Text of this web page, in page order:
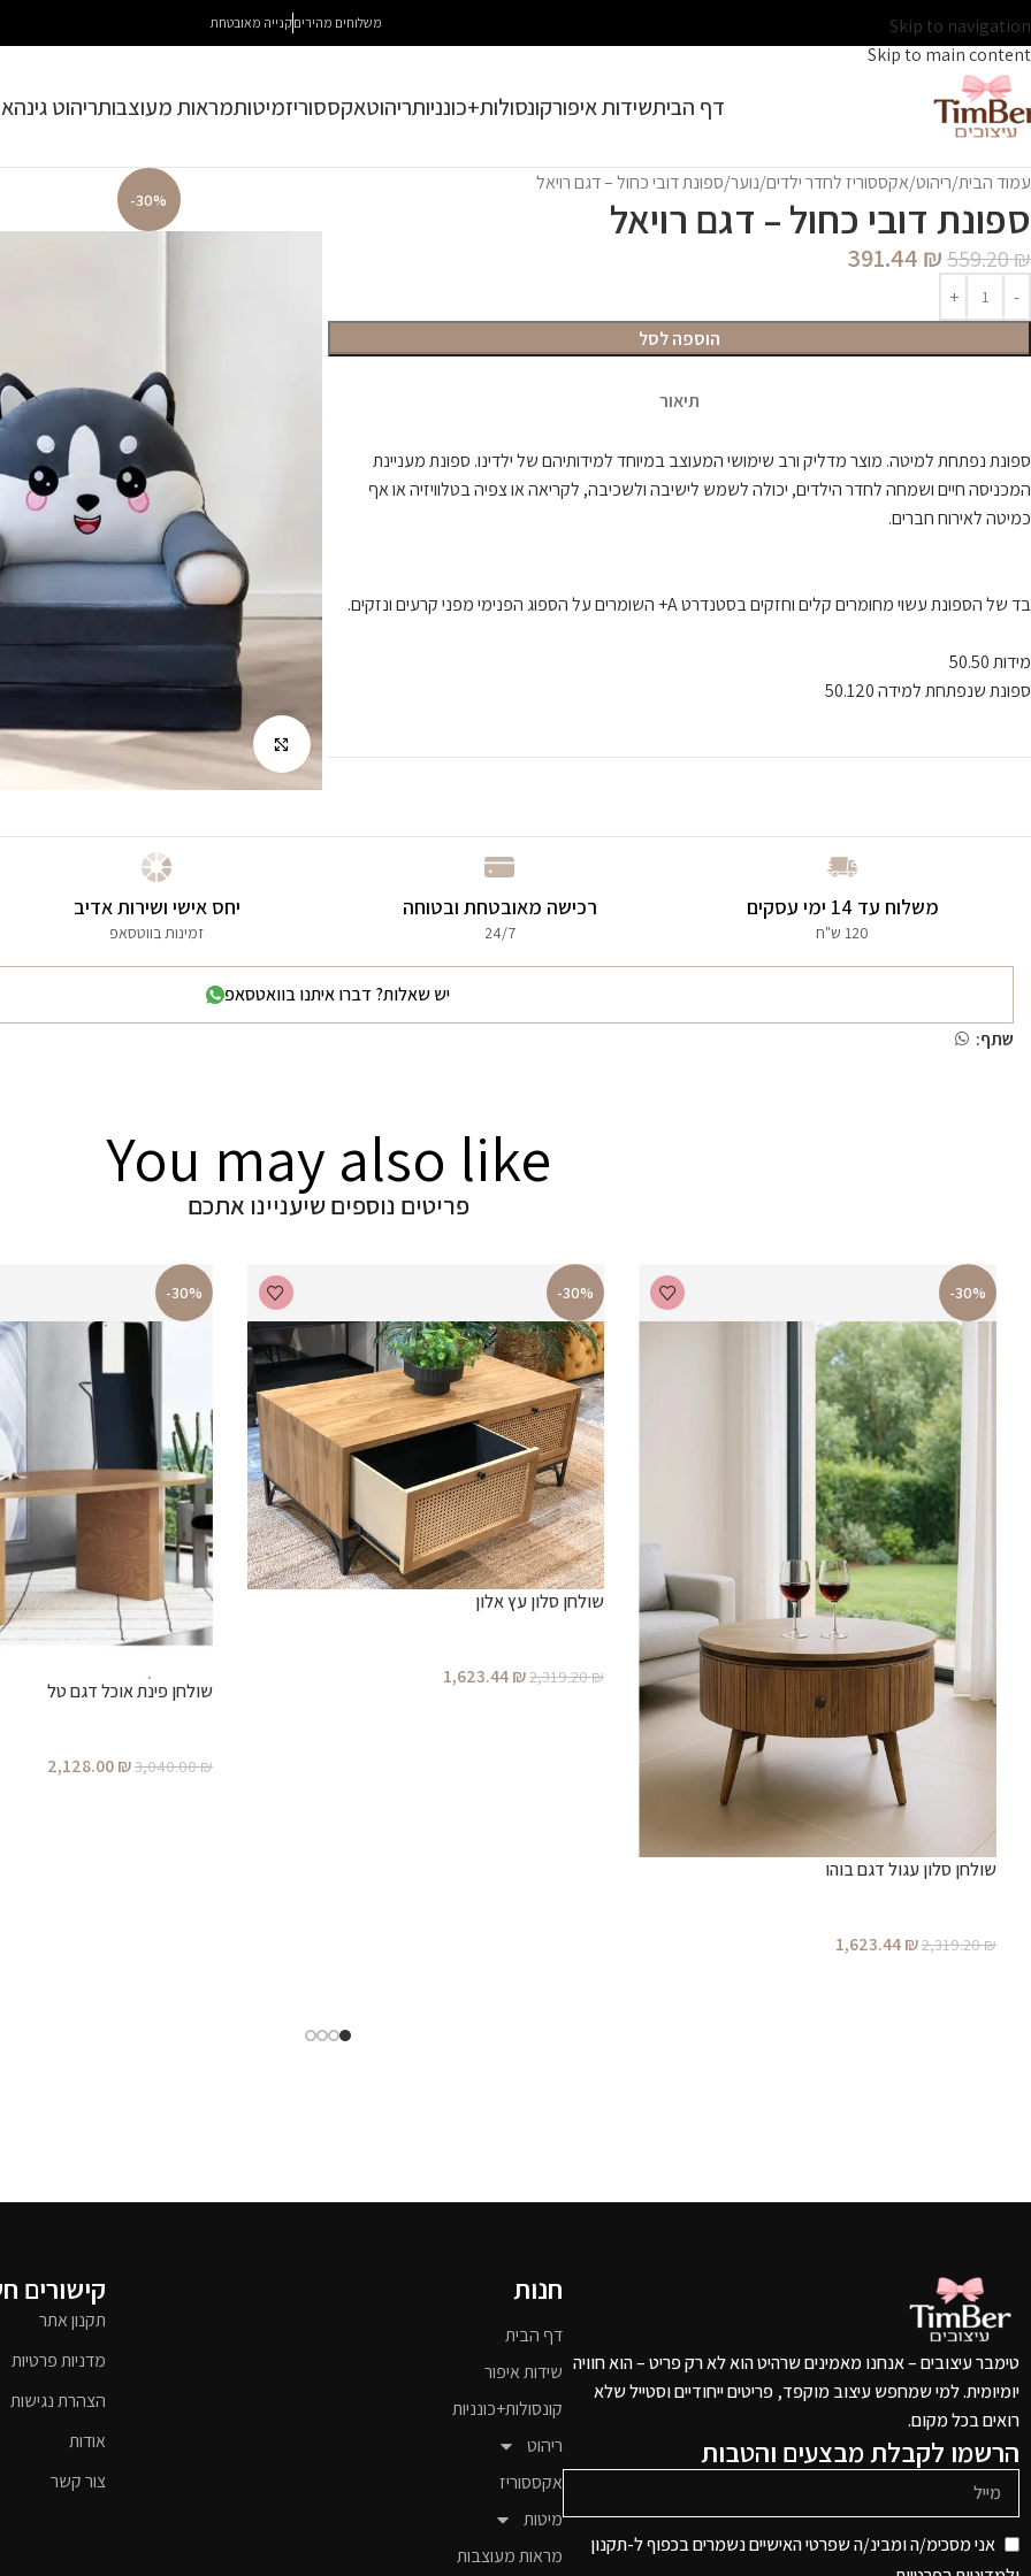
Skip to navigation
Skip to main content
משלוחים מהיריםקנייה מאובטחת
דף הביתשידות איפורקונסולות+כונניותריהוטאקססוריזמיטותמראות מעוצבותריהוט גינה
עמוד הבית ריהוט/אקססוריז לחדר ילדים/נוער ספונת דובי כחול – דגם רויאל
ספונת דובי כחול – דגם רויאל
559.20₪
391.44 ₪
הוספה לסל
תיאור
ספונת נפתחת למיטה. מוצר מדליק ורב שימושי המעוצב במיוחד למידותיהם של ילדינו. ספונת מעניינת
המכניסה חיים ושמחה לחדר הילדים, יכולה לשמש לישיבה ולשכיבה, לקריאה או צפיה בטלוויזיה או אף
כמיטה לאירוח חברים.
בד של הספונת עשוי מחומרים קלים וחזקים בסטנדרט A+ השומרים על הספוג הפנימי מפני קרעים ונזקים.
מידות 50.50
ספונת שנפתחת למידה 50.120
-30%
לחץ להגדלה
משלוח עד 14 ימי עסקים
120 ש"ח
רכישה מאובטחת ובטוחה
24/7
יחס אישי ושירות אדיב
זמינות בווטסאפ
יש שאלות? דברו איתנו בוואטסאפ
שתף:
You may also like
פריטים נוספים שיעניינו אתכם
-30%
שולחן סלון עגול דגם בוהו
2,319.20₪
1,623.44₪
-30%
שולחן סלון עץ אלון
2,319.20₪
1,623.44₪
-30%
שולחן פינת אוכל דגם טל
3,040.00₪
2,128.00₪
טימבר עיצובים – אנחנו מאמינים שרהיט הוא לא רק פריט – הוא חוויה
יומיומית. למי שמחפש עיצוב מוקפד, פריטים ייחודיים וסטייל שלא
רואים בכל מקום.
הרשמו לקבלת מבצעים והטבות
אני מסכימ/ה ומבינ/ה שפרטי האישיים נשמרים בכפוף ל-תקנון
חנות
דף הבית
שידות איפור
קונסולות+כונניות
ריהוט
אקססוריז
מיטות
מראות מעוצבות
קישורים
תקנון אתר
מדניות פרטיות
הצהרת נגישות
אודות
צור קשר